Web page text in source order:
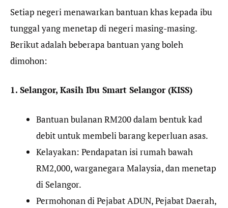
Setiap negeri menawarkan bantuan khas kepada ibu
tunggal yang menetap di negeri masing-masing.
Berikut adalah beberapa bantuan yang boleh
dimohon:
1. Selangor, Kasih Ibu Smart Selangor (KISS)
Bantuan bulanan RM200 dalam bentuk kad
debit untuk membeli barang keperluan asas.
Kelayakan: Pendapatan isi rumah bawah
RM2,000, warganegara Malaysia, dan menetap
di Selangor.
Permohonan di Pejabat ADUN, Pejabat Daerah,